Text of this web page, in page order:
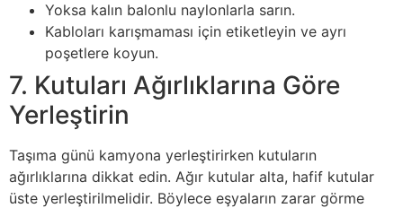
Yoksa kalın balonlu naylonlarla sarın.
Kabloları karışmaması için etiketleyin ve ayrı
poşetlere koyun.
7. Kutuları Ağırlıklarına Göre
Yerleştirin
Taşıma günü kamyona yerleştirirken kutuların
ağırlıklarına dikkat edin. Ağır kutular alta, hafif kutular
üste yerleştirilmelidir. Böylece eşyaların zarar görme